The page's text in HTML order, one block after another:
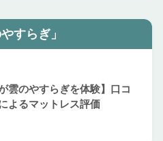
すらぎ」
雲のやすらぎを体験】口コ
よるマットレス評価